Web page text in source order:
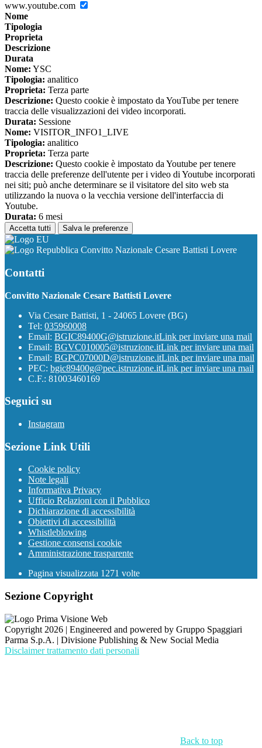
www.youtube.com
Nome
Tipologia
Proprieta
Descrizione
Durata
Nome: YSC
Tipologia: analitico
Proprieta: Terza parte
Descrizione: Questo cookie è impostato da YouTube per tenere
traccia delle visualizzazioni dei video incorporati.
Durata: Sessione
Nome: VISITOR_INFO1_LIVE
Tipologia: analitico
Proprieta: Terza parte
Descrizione: Questo cookie è impostato da Youtube per tenere
traccia delle preferenze dell'utente per i video di Youtube incorporati
nei siti; può anche determinare se il visitatore del sito web sta
utilizzando la nuova o la vecchia versione dell'interfaccia di
Youtube.
Durata: 6 mesi
Accetta tutti Salva le preferenze
Convitto Nazionale Cesare Battisti Lovere
Contatti
Convitto Nazionale Cesare Battisti Lovere
Via Cesare Battisti, 1 - 24065 Lovere (BG)
Tel: 035960008
Email: BGIC89400G@istruzione.itLink per inviare una mail
Email: BGVC010005@istruzione.itLink per inviare una mail
Email: BGPC07000D@istruzione.itLink per inviare una mail
PEC: bgic89400g@pec.istruzione.itLink per inviare una mail
C.F.: 81003460169
Seguici su
Instagram
Sezione Link Utili
Cookie policy
Note legali
Informativa Privacy
Ufficio Relazioni con il Pubblico
Dichiarazione di accessibilità
Obiettivi di accessibilità
Whistleblowing
Gestione consensi cookie
Amministrazione trasparente
Pagina visualizzata 1271 volte
Sezione Copyright
Copyright 2026 | Engineered and powered by Gruppo Spaggiari
Parma S.p.A. | Divisione Publishing & New Social Media
Disclaimer trattamento dati personali
Back to top